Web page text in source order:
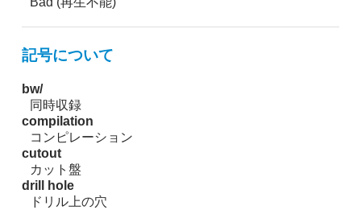
記号について
bw/
同時収録
compilation
コンピレーション
cutout
カット盤
drill hole
ドリル上の穴